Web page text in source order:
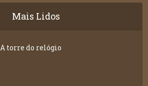
Mais Lidos
A torre do relógio